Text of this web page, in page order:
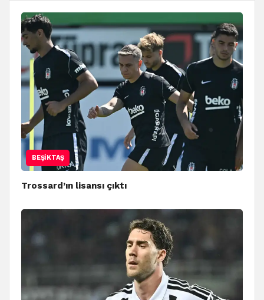
BEŞIKTAŞ
Trossard’ın lisansı çıktı